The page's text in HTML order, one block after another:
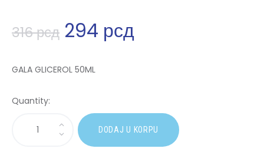
316рсд 294 рсд
GALA GLICEROL 50ML
Quantity:
DODAJ U KORPU